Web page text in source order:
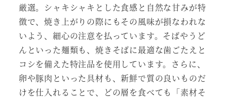
厳選。シャキシャキとした食感と自然な甘みが特
徴で、焼き上がりの際にもその風味が損なわれな
いよう、細心の注意を払っています。そばやうど
んといった麺類も、焼きそばに最適な歯ごたえと
コシを備えた特注品を使用しています。さらに、
卵や豚肉といった具材も、新鮮で質の良いものだ
けを仕入れることで、どの層を食べても「素材そ